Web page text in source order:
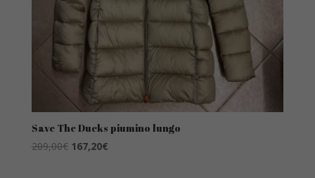
Save The Ducks piumino lungo
209,00€ Il
167,20€Il